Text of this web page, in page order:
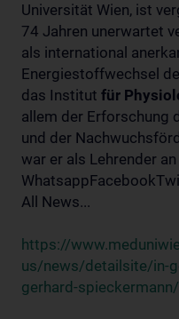
Universität Wien, ist
74 Jahren unerwartet
als international
Energiestoffwechsel
das Institut für
allem der Erforschung
und der
war er als Lehrender
All News...
https://
us/news/detailsite/in-
gerhard-spieckermann/